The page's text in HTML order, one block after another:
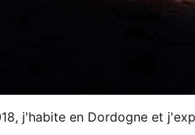
j'habite en Dordogne et